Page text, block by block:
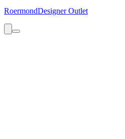
RoermondDesigner Outlet